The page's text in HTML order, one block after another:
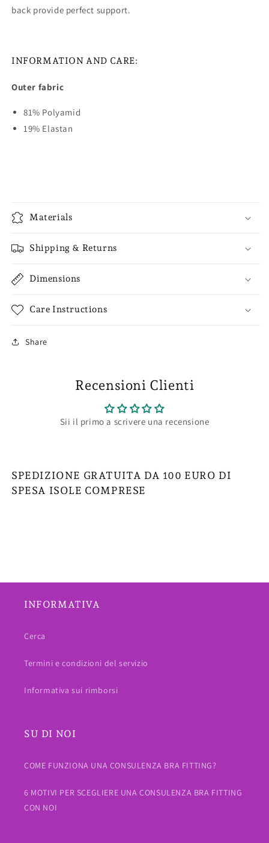
back provide perfect support.
INFORMATION AND CARE:
Outer fabric
81% Polyamid
19% Elastan
Materials
Shipping & Returns
Dimensions
Care Instructions
Share
Recensioni Clienti
Sii il primo a scrivere una recensione
SPEDIZIONE GRATUITA DA 100 EURO DI
SPESA ISOLE COMPRESE
INFORMATIVA
Cerca
Termini e condizioni del servizio
Informativa sui rimborsi
SU DI NOI
COME FUNZIONA UNA CONSULENZA BRA FITTING?
6 MOTIVI PER SCEGLIERE UNA CONSULENZA BRA FITTING
CON NOI